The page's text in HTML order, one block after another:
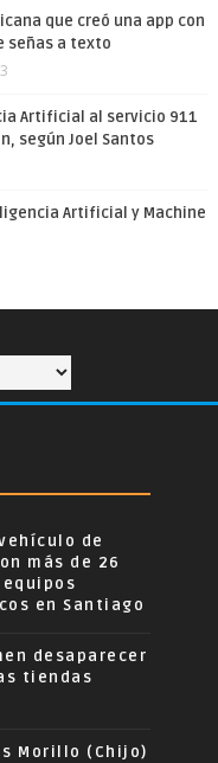
que creó una app con
señas a texto
Artificial al servicio 911
según Joel Santos
Artificial y Machine
vehículo de
más de 26
en Santiago
desaparecer
tiendas
Morillo (Chijo)